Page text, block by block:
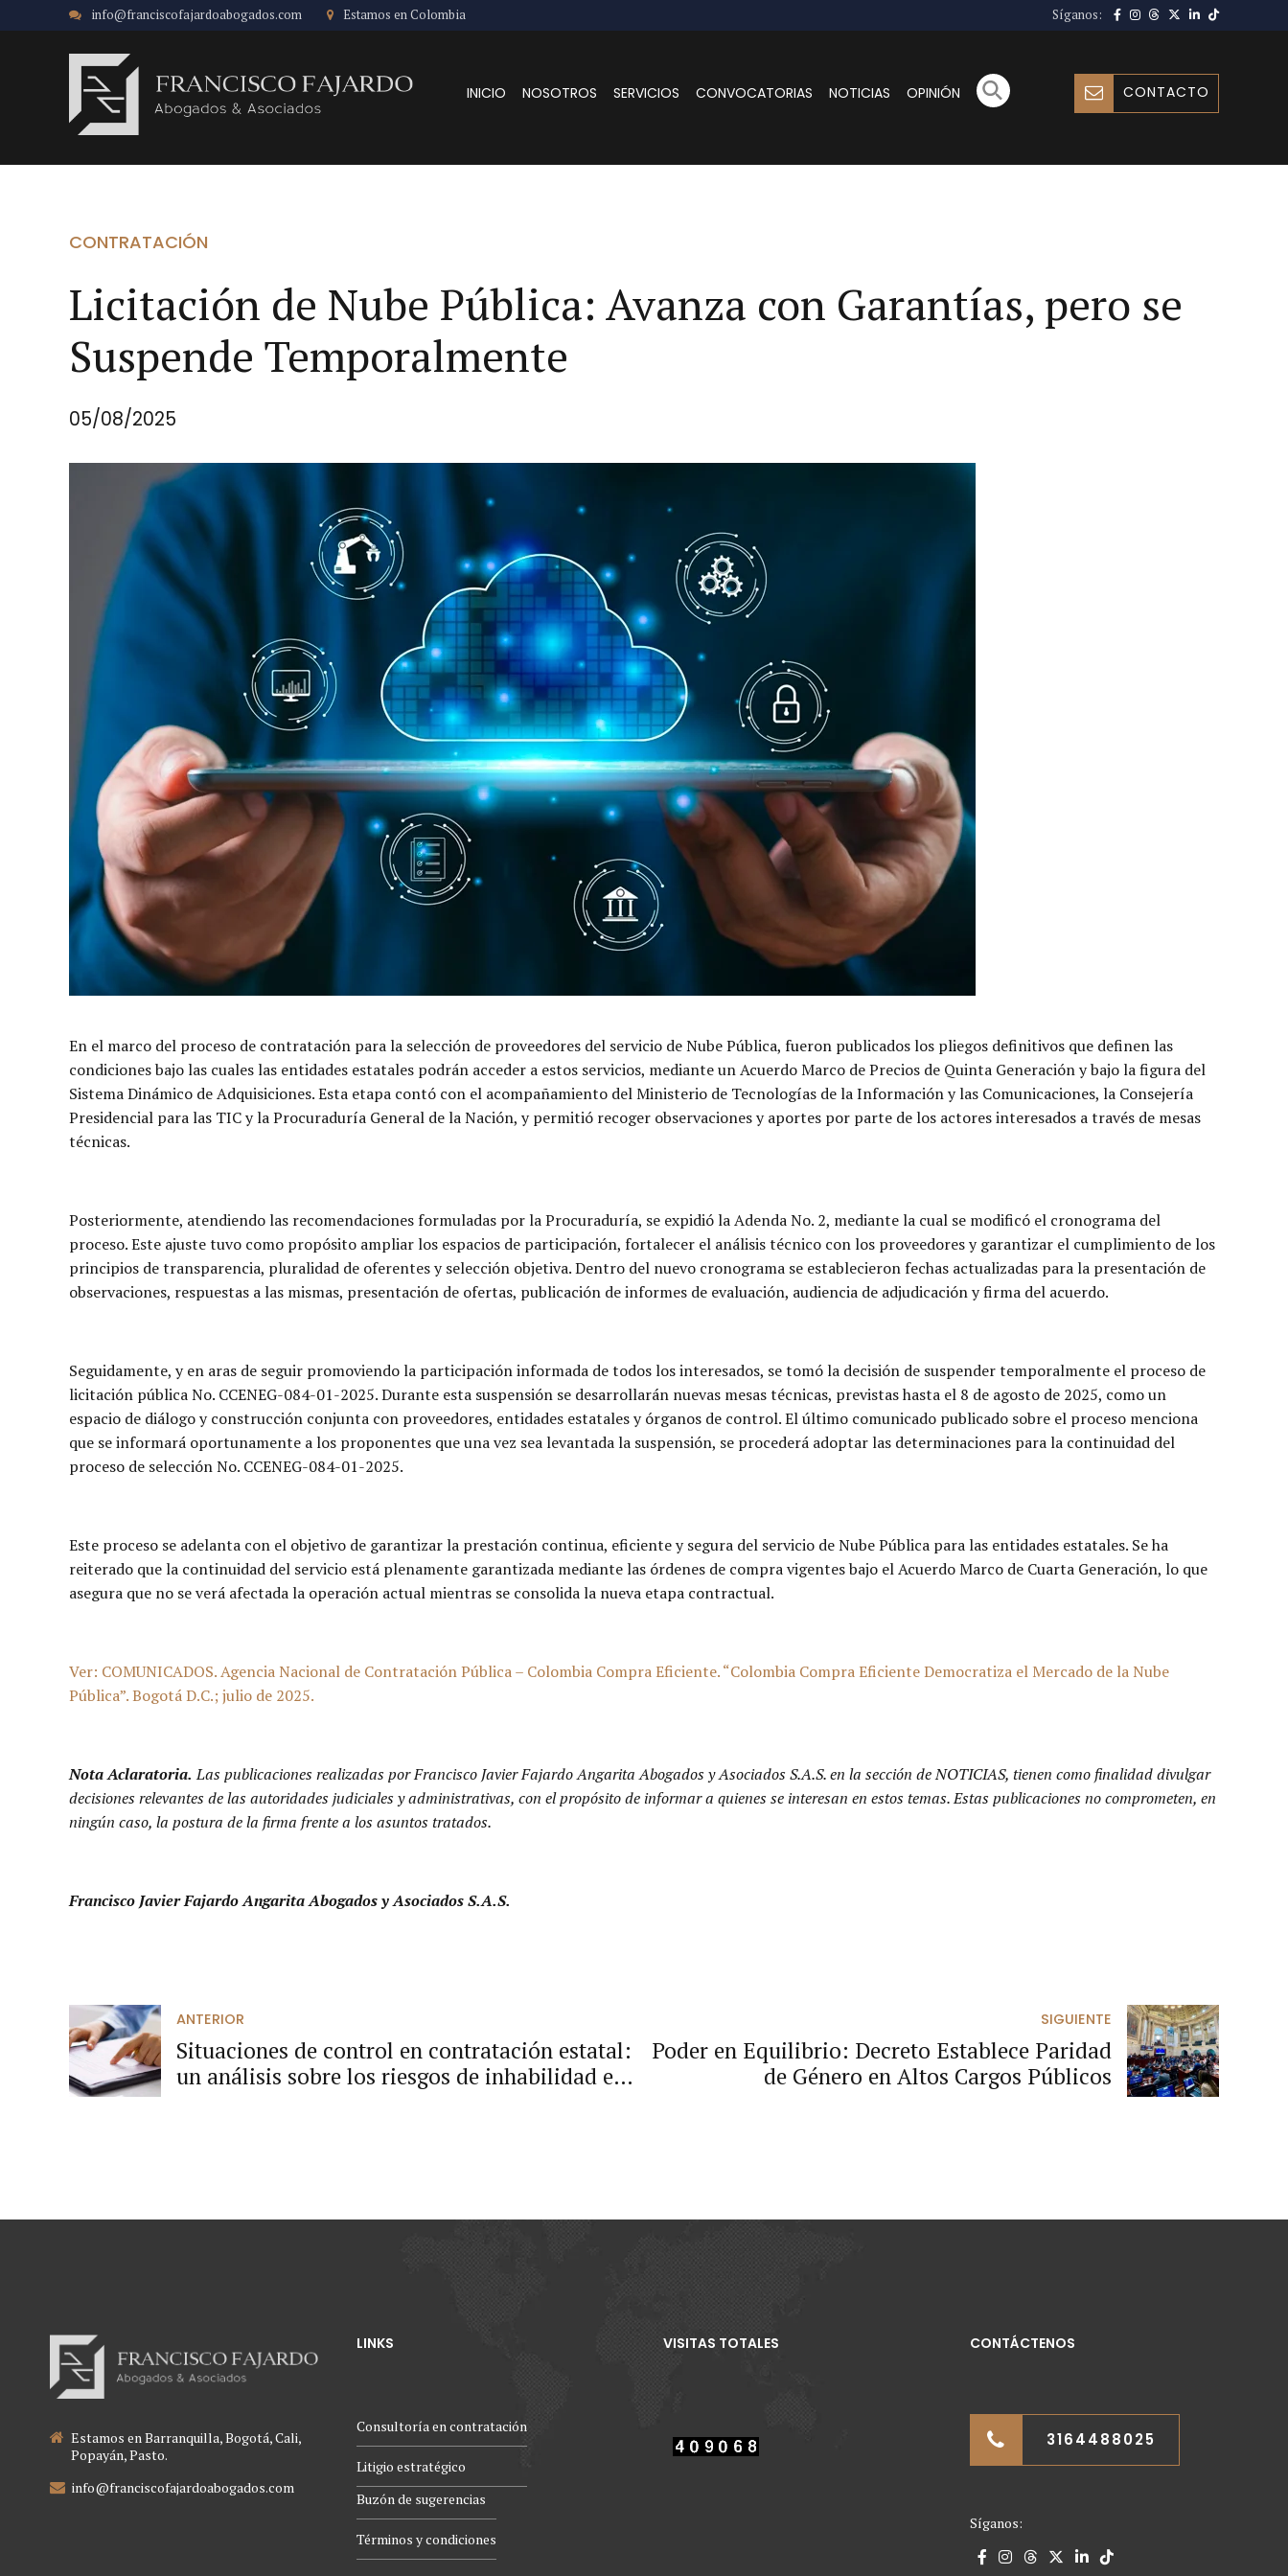
info@franciscofajardoabogados.com Estamos en Colombia Síganos:
CONTACTO
INICIO NOSOTROS SERVICIOS CONVOCATORIAS NOTICIAS OPINIÓN
CONTRATACIÓN
Licitación de Nube Pública: Avanza con Garantías, pero se
Suspende Temporalmente
05/08/2025
En el marco del proceso de contratación para la selección de proveedores del servicio de Nube Pública, fueron publicados los pliegos definitivos que definen las
condiciones bajo las cuales las entidades estatales podrán acceder a estos servicios, mediante un Acuerdo Marco de Precios de Quinta Generación y bajo la figura del
Sistema Dinámico de Adquisiciones. Esta etapa contó con el acompañamiento del Ministerio de Tecnologías de la Información y las Comunicaciones, la Consejería
Presidencial para las TIC y la Procuraduría General de la Nación, y permitió recoger observaciones y aportes por parte de los actores interesados a través de mesas
técnicas.
Posteriormente, atendiendo las recomendaciones formuladas por la Procuraduría, se expidió la Adenda No. 2, mediante la cual se modificó el cronograma del
proceso. Este ajuste tuvo como propósito ampliar los espacios de participación, fortalecer el análisis técnico con los proveedores y garantizar el cumplimiento de los
principios de transparencia, pluralidad de oferentes y selección objetiva. Dentro del nuevo cronograma se establecieron fechas actualizadas para la presentación de
observaciones, respuestas a las mismas, presentación de ofertas, publicación de informes de evaluación, audiencia de adjudicación y firma del acuerdo.
Seguidamente, y en aras de seguir promoviendo la participación informada de todos los interesados, se tomó la decisión de suspender temporalmente el proceso de
licitación pública No. CCENEG-084-01-2025. Durante esta suspensión se desarrollarán nuevas mesas técnicas, previstas hasta el 8 de agosto de 2025, como un
espacio de diálogo y construcción conjunta con proveedores, entidades estatales y órganos de control. El último comunicado publicado sobre el proceso menciona
que se informará oportunamente a los proponentes que una vez sea levantada la suspensión, se procederá adoptar las determinaciones para la continuidad del
proceso de selección No. CCENEG-084-01-2025.
Este proceso se adelanta con el objetivo de garantizar la prestación continua, eficiente y segura del servicio de Nube Pública para las entidades estatales. Se ha
reiterado que la continuidad del servicio está plenamente garantizada mediante las órdenes de compra vigentes bajo el Acuerdo Marco de Cuarta Generación, lo que
asegura que no se verá afectada la operación actual mientras se consolida la nueva etapa contractual.
Ver: COMUNICADOS. Agencia Nacional de Contratación Pública – Colombia Compra Eficiente. “Colombia Compra Eficiente Democratiza el Mercado de la Nube
Pública”. Bogotá D.C.; julio de 2025.
Nota Aclaratoria. Las publicaciones realizadas por Francisco Javier Fajardo Angarita Abogados y Asociados S.A.S. en la sección de NOTICIAS, tienen como finalidad divulgar
decisiones relevantes de las autoridades judiciales y administrativas, con el propósito de informar a quienes se interesan en estos temas. Estas publicaciones no comprometen, en
ningún caso, la postura de la firma frente a los asuntos tratados.
Francisco Javier Fajardo Angarita Abogados y Asociados S.A.S.
ANTERIOR
Situaciones de control en contratación estatal:
un análisis sobre los riesgos de inhabilidad e
SIGUIENTE
Poder en Equilibrio: Decreto Establece Paridad
de Género en Altos Cargos Públicos
Estamos en Barranquilla, Bogotá, Cali,
Popayán, Pasto.
info@franciscofajardoabogados.com
LINKS
Consultoría en contratación
Litigio estratégico
Buzón de sugerencias
Términos y condiciones
VISITAS TOTALES CONTÁCTENOS
3164488025
Síganos: